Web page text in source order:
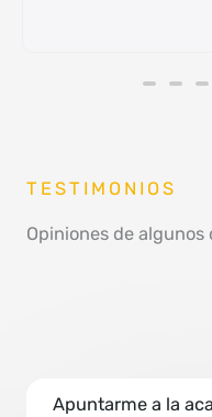
TESTIMONIOS
Opiniones de
Apuntarme a la